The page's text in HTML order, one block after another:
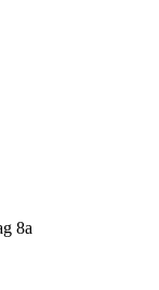
8a